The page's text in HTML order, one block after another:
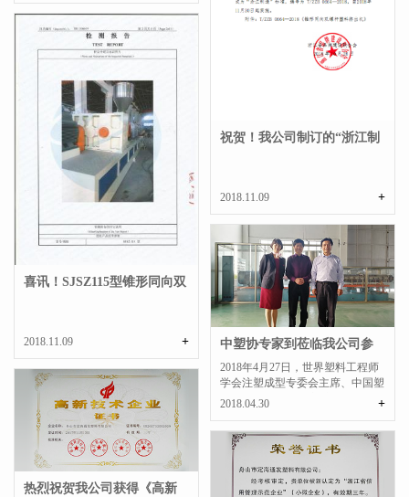
祝贺！我公司制订的“浙江制
2018.11.09 +
喜讯！SJSZ115型锥形同向双
2018.11.09 +
中塑协专家到莅临我公司参
观指导
2018年4月27日，世界塑料工程师
学会注塑成型专委会主席、中国塑
料加工工业协会专家委...
2018.04.30 +
热烈祝贺我公司获得《高新